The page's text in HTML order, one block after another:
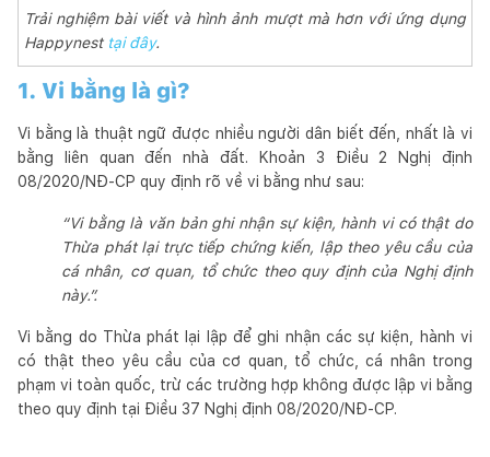
Trải nghiệm bài viết và hình ảnh mượt mà hơn với ứng dụng
Happynest tại đây.
1. Vi bằng là gì?
Vi bằng là thuật ngữ được nhiều người dân biết đến, nhất là vi
bằng liên quan đến nhà đất. Khoản 3 Điều 2 Nghị định
08/2020/NĐ-CP quy định rõ về vi bằng như sau:
“Vi bằng là văn bản ghi nhận sự kiện, hành vi có thật do
Thừa phát lại trực tiếp chứng kiến, lập theo yêu cầu của
cá nhân, cơ quan, tổ chức theo quy định của Nghị định
này.”.
Vi bằng do Thừa phát lại lập để ghi nhận các sự kiện, hành vi
có thật theo yêu cầu của cơ quan, tổ chức, cá nhân trong
phạm vi toàn quốc, trừ các trường hợp không được lập vi bằng
theo quy định tại Điều 37 Nghị định 08/2020/NĐ-CP.